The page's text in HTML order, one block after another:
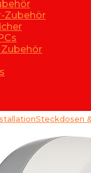
Zubehör
Steckdosen